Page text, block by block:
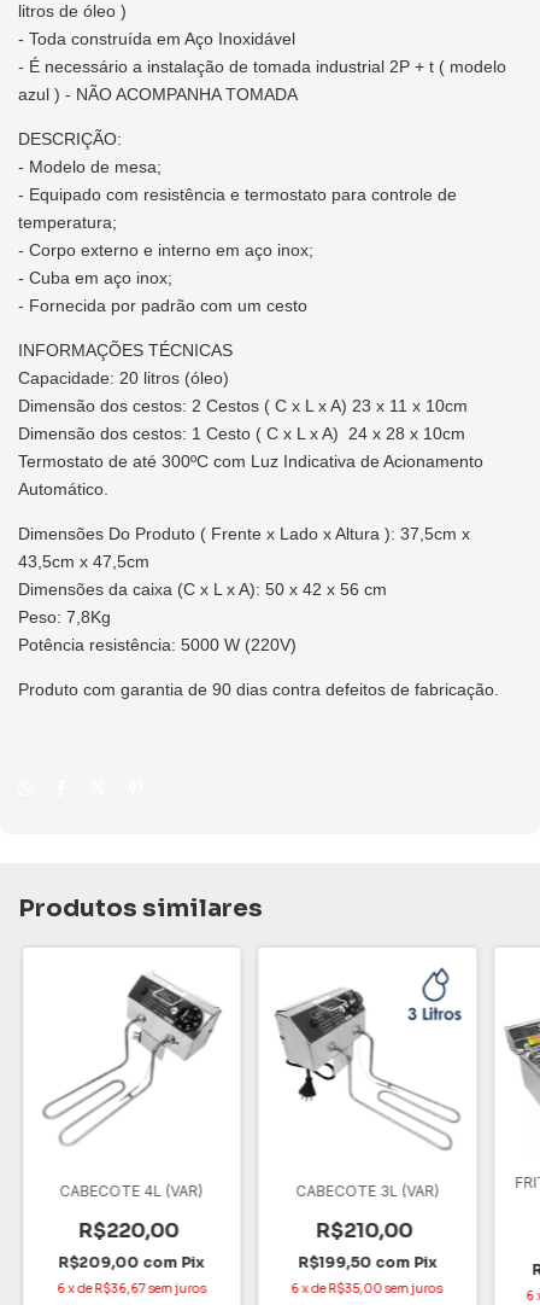
litros de óleo )
- Toda construída em Aço Inoxidável
- É necessário a instalação de tomada industrial 2P + t ( modelo
azul ) - NÃO ACOMPANHA TOMADA
DESCRIÇÃO:
- Modelo de mesa;
- Equipado com resistência e termostato para controle de
temperatura;
- Corpo externo e interno em aço inox;
- Cuba em aço inox;
- Fornecida por padrão com um cesto
INFORMAÇÕES TÉCNICAS
Capacidade: 20 litros (óleo)
Dimensão dos cestos: 2 Cestos ( C x L x A) 23 x 11 x 10cm
Dimensão dos cestos: 1 Cesto ( C x L x A) 24 x 28 x 10cm
Termostato de até 300ºC com Luz Indicativa de Acionamento
Automático.
Dimensões Do Produto ( Frente x Lado x Altura ): 37,5cm x
43,5cm x 47,5cm
Dimensões da caixa (C x L x A): 50 x 42 x 56 cm
Peso: 7,8Kg
Potência resistência: 5000 W (220V)
Produto com garantia de 90 dias contra defeitos de fabricação.
Produtos similares
CABECOTE 4L (VAR)
R$220,00
R$209,00 com Pix
6xdeR$36,67sem juros
CABECOTE 3L (VAR)
R$210,00
R$199,50 com Pix
6 xdeR$35,00 sem juros 6